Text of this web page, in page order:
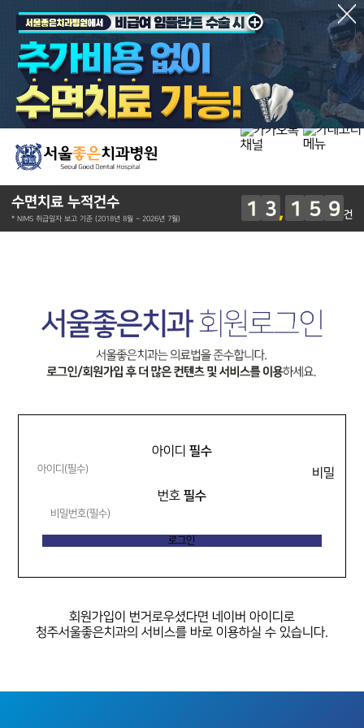
수면치료 누적건수
* NIMS 취급일자 보고 기준 (2018년 8월 ~ 2026년 7월) 1 3 1 5 9 건
아이디 필수
비밀
번호 필수
회원가입이 번거로우셨다면 네이버 아이디로
청주서울좋은치과의 서비스를 바로 이용하실 수 있습니다.